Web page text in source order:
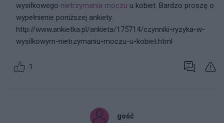
wysiłkowego nietrzymania moczu u kobiet. Bardzo proszę o
wypełnienie poniższej ankiety.
http://www.ankietka.pl/ankieta/175714/czynniki-ryzyka-w-
wysilkowym-nietrzymaniu-moczu-u-kobiet.html
1
gość